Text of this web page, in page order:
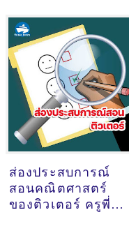
ส่องประสบการณ์
สอนคณิตศาสตร์
ของติวเตอร์ ครูพี่